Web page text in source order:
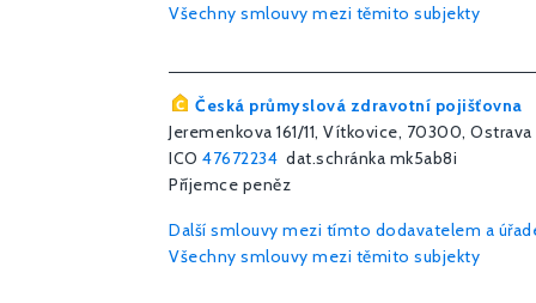
Všechny smlouvy mezi těmito subjekty
Česká průmyslová zdravotní pojišťovna
Jeremenkova 161/11, Vítkovice, 70300, Ostrava
ICO 47672234 dat.schránka mk5ab8i
Příjemce peněz
Další smlouvy mezi tímto dodavatelem a
Všechny smlouvy mezi těmito subjekty